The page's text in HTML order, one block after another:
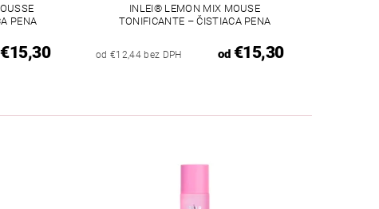
PENA
INLEI® LEMON MIX MOUSE
TONIFICANTE – ČISTIACA PENA
od €12,44 bez DPH od€15,30